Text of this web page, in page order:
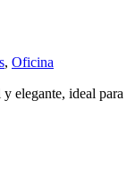
, Oficina
ideal